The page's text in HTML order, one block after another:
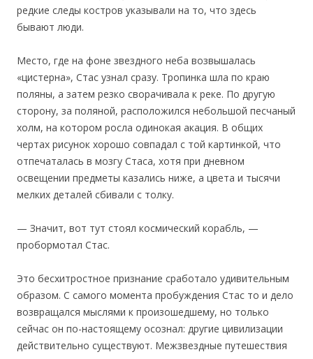
редкие следы костров указывали на то, что здесь
бывают люди.
Место, где на фоне звездного неба возвышалась
«цистерна», Стас узнал сразу. Тропинка шла по краю
поляны, а затем резко сворачивала к реке. По другую
сторону, за поляной, расположился небольшой песчаный
холм, на котором росла одинокая акация. В общих
чертах рисунок хорошо совпадал с той картинкой, что
отпечаталась в мозгу Стаса, хотя при дневном
освещении предметы казались ниже, а цвета и тысячи
мелких деталей сбивали с толку.
— Значит, вот тут стоял космический корабль, —
пробормотал Стас.
Это бесхитростное признание сработало удивительным
образом. С самого момента пробуждения Стас то и дело
возвращался мыслями к произошедшему, но только
сейчас он по-настоящему осознал: другие цивилизации
действительно существуют. Межзвездные путешествия